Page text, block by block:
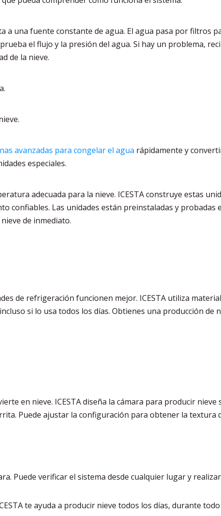
a una fuente constante de agua. El agua pasa por filtros
el flujo y la presión del agua. Si hay un problema,
de la nieve.
avanzadas para congelar el agua rápidamente y
especiales.
adecuada para la nieve. ICESTA construye estas
confiables. Las unidades están preinstaladas y probadas
de inmediato.
de refrigeración funcionen mejor. ICESTA utiliza
si lo usa todos los días. Obtienes una producción de
en nieve. ICESTA diseña la cámara para producir nieve
Puede ajustar la configuración para obtener la textura
Puede verificar el sistema desde cualquier lugar y
te ayuda a producir nieve todos los días, durante